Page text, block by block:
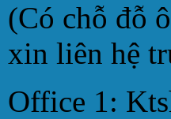
(Có chỗ đỗ
xin liên hệ
Office 1: